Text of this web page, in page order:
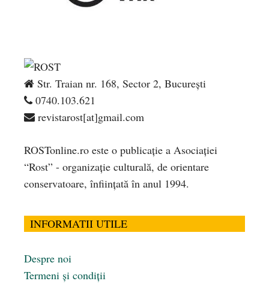
Str. Traian nr. 168, Sector 2, București
0740.103.621
revistarost[at]gmail.com
ROSTonline.ro este o publicaţie a Asociaţiei
“Rost” - organizaţie culturală, de orientare
conservatoare, înfiinţată în anul 1994.
INFORMATII UTILE
Despre noi
Termeni și condiții